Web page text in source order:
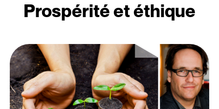
Prospérité et éthique